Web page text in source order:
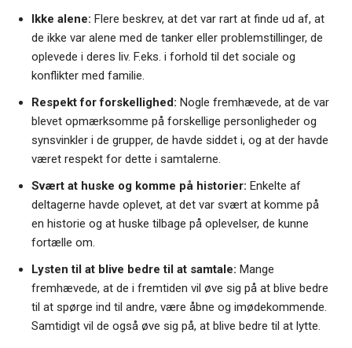
Ikke alene: Flere beskrev, at det var rart at finde ud af, at
de ikke var alene med de tanker eller problemstillinger, de
oplevede i deres liv. F.eks. i forhold til det sociale og
konflikter med familie.
Respekt for forskellighed: Nogle fremhævede, at de var
blevet opmærksomme på forskellige personligheder og
synsvinkler i de grupper, de havde siddet i, og at der havde
været respekt for dette i samtalerne.
Svært at huske og komme på historier: Enkelte af
deltagerne havde oplevet, at det var svært at komme på
en historie og at huske tilbage på oplevelser, de kunne
fortælle om.
Lysten til at blive bedre til at samtale: Mange
fremhævede, at de i fremtiden vil øve sig på at blive bedre
til at spørge ind til andre, være åbne og imødekommende.
Samtidigt vil de også øve sig på, at blive bedre til at lytte.